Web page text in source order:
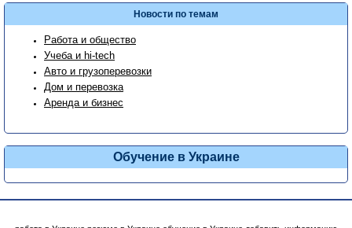
Новости по темам
Работа и общество
Учеба и hi-tech
Авто и грузоперевозки
Дом и перевозка
Аренда и бизнес
Обучение в Украине